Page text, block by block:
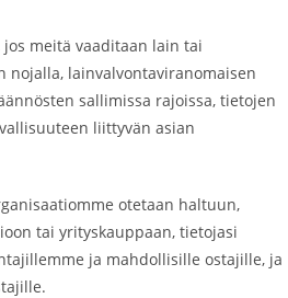
meitä vaaditaan lain tai
nojalla, lainvalvontaviranomaisen
sallimissa rajoissa, tietojen
liittyvän asian
otetaan haltuun,
tai yrityskauppaan, tietojasi
ja mahdollisille ostajille, ja